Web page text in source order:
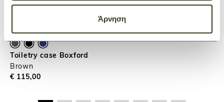
Άρνηση
Toiletry case Boxford
Brown
€ 115,00